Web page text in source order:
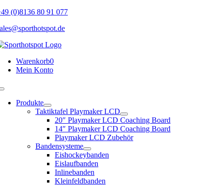
Skip
content
(0)8136 80 91 077
Warenkorb0
Mein Konto
Toggle
NavigationProdukte
Taktiktafel Playmaker LCD
20″ Playmaker LCD Coaching Board
14″ Playmaker LCD Coaching Board
Playmaker LCD Zubehör
Bandensysteme
Eishockeybanden
Eislaufbanden
Inlinebanden
Kleinfeldbanden